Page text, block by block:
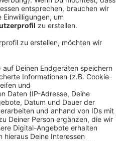
15:53
Bundesliga hat der SC
teils deutlich
für Sitzplätze auf
Kategorie jetzt 630 Euro, die
42 Euro. Wer eine
Montag in einer Woche